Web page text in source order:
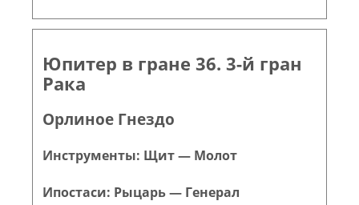
Юпитер в гране 36. 3-й гран
Рака
Орлиное Гнездо
Инструменты: Щит — Молот
Ипостаси: Рыцарь — Генерал